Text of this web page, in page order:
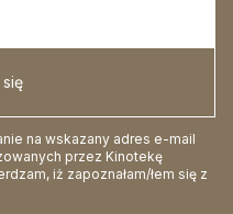
na wskazany adres e-mail
przez Kinotekę
iż zapoznałam/łem się z